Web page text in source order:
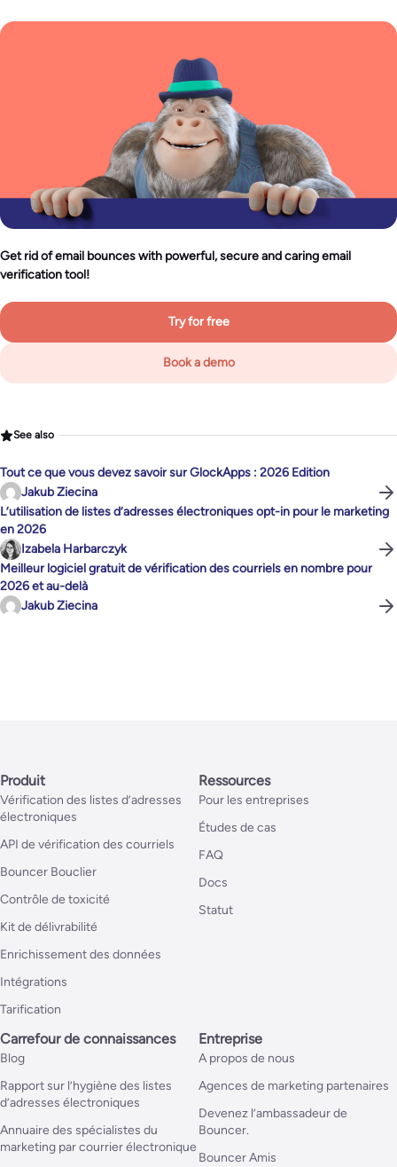
Get rid of email bounces with powerful, secure and caring email
verification tool!
Try for free
Book a demo
See also
Tout ce que vous devez savoir sur GlockApps : 2026 Edition
Jakub Ziecina
L’utilisation de listes d’adresses électroniques opt-in pour le marketing
en 2026
Izabela Harbarczyk
Meilleur logiciel gratuit de vérification des courriels en nombre pour
2026 et au-delà
Jakub Ziecina
Produit
Vérification des listes d’adresses
électroniques
API de vérification des courriels
Bouncer Bouclier
Contrôle de toxicité
Kit de délivrabilité
Enrichissement des données
Intégrations
Tarification
Ressources
Pour les entreprises
Études de cas
FAQ
Docs
Statut
Carrefour de connaissances
Blog
Rapport sur l’hygiène des listes
d’adresses électroniques
Annuaire des spécialistes du
marketing par courrier électronique
Entreprise
A propos de nous
Agences de marketing partenaires
Devenez l’ambassadeur de
Bouncer.
Bouncer Amis